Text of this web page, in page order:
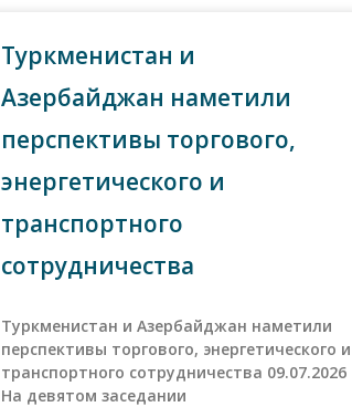
Туркменистан и
Азербайджан наметили
перспективы торгового,
энергетического и
транспортного
сотрудничества
Туркменистан и Азербайджан наметили
перспективы торгового, энергетического и
транспортного сотрудничества 09.07.2026
На девятом заседании